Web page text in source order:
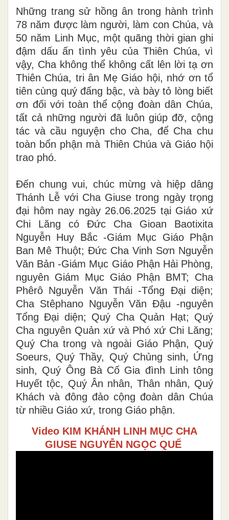
Những trang sử hồng ân trong hành trình
78 năm được làm người, làm con Chúa, và
50 năm Linh Mục, một quãng thời gian ghi
đậm dấu ấn tình yêu của Thiên Chúa, vì
vậy, Cha không thể không cất lên lời tạ ơn
Thiên Chúa, tri ân Mẹ Giáo hội, nhớ ơn tổ
tiên cùng quý đấng bậc, và bày tỏ lòng biết
ơn đối với toàn thể cộng đoàn dân Chúa,
tất cả những người đã luôn giúp đỡ, cộng
tác và cầu nguyện cho Cha, để Cha chu
toàn bổn phận mà Thiên Chúa và Giáo hội
trao phó.
Đến chung vui, chúc mừng và hiệp dâng
Thánh Lễ với Cha Giuse trong ngày trọng
đại hôm nay ngày 26.06.2025 tại Giáo xứ
Chi Lăng có Đức Cha Gioan Baotixita
Nguyễn Huy Bắc -Giám Mục Giáo Phận
Ban Mê Thuột; Đức Cha Vinh Sơn Nguyễn
Văn Bản -Giám Mục Giáo Phận Hải Phòng,
nguyên Giám Mục Giáo Phận BMT; Cha
Phêrô Nguyễn Văn Thái -Tổng Đại diện;
Cha Stêphano Nguyễn Văn Đậu -nguyên
Tổng Đại diện; Quý Cha Quản Hạt; Quý
Cha nguyên Quản xứ và Phó xứ Chi Lăng;
Quý Cha trong và ngoài Giáo Phận, Quý
Soeurs, Quý Thầy, Quý Chủng sinh, Ứng
sinh, Quý Ông Bà Cố Gia đình Linh tông
Huyết tộc, Quý Ân nhân, Thân nhân, Quý
Khách và đông đảo cộng đoàn dân Chúa
từ nhiều Giáo xứ, trong Giáo phận.
Video KIM KHÁNH LINH MỤC CHA
GIUSE NGUYỄN NGỌC QUẾ